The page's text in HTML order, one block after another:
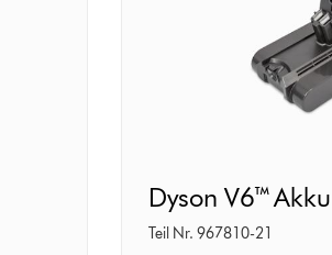
V6™
Akku
Dyson V6™ Akku
Teil Nr. 967810-21